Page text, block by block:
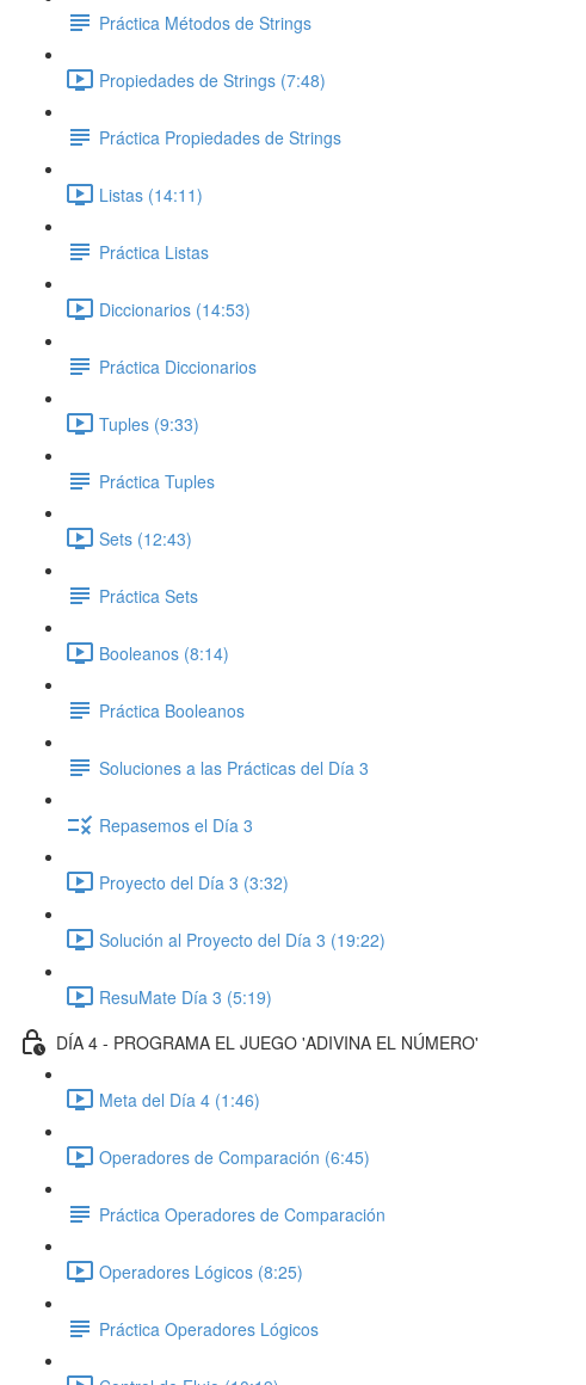
Práctica Métodos de Strings
Propiedades de Strings (7:48)
Práctica Propiedades de Strings
Listas (14:11)
Práctica Listas
Diccionarios (14:53)
Práctica Diccionarios
Tuples (9:33)
Práctica Tuples
Sets (12:43)
Práctica Sets
Booleanos (8:14)
Práctica Booleanos
Soluciones a las Prácticas del Día 3
Repasemos el Día 3
Proyecto del Día 3 (3:32)
Solución al Proyecto del Día 3 (19:22)
ResuMate Día 3 (5:19)
DÍA 4 - PROGRAMA EL JUEGO 'ADIVINA EL NÚMERO'
Meta del Día 4 (1:46)
Operadores de Comparación (6:45)
Práctica Operadores de Comparación
Operadores Lógicos (8:25)
Práctica Operadores Lógicos